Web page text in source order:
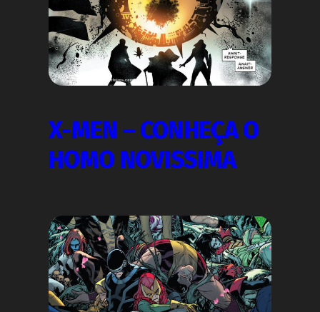
X-MEN – CONHEÇA O
HOMO NOVISSIMA